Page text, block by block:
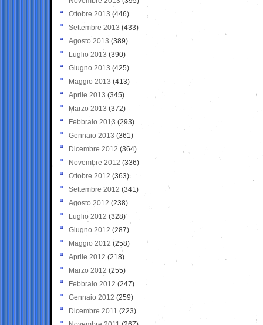
Ottobre 2013 (446)
Settembre 2013 (433)
Agosto 2013 (389)
Luglio 2013 (390)
Giugno 2013 (425)
Maggio 2013 (413)
Aprile 2013 (345)
Marzo 2013 (372)
Febbraio 2013 (293)
Gennaio 2013 (361)
Dicembre 2012 (364)
Novembre 2012 (336)
Ottobre 2012 (363)
Settembre 2012 (341)
Agosto 2012 (238)
Luglio 2012 (328)
Giugno 2012 (287)
Maggio 2012 (258)
Aprile 2012 (218)
Marzo 2012 (255)
Febbraio 2012 (247)
Gennaio 2012 (259)
Dicembre 2011 (223)